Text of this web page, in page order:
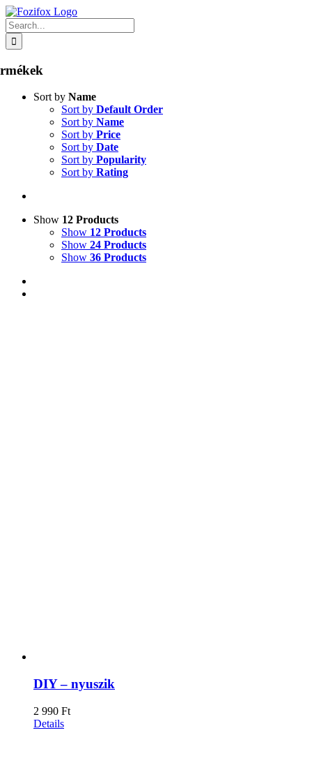
Skip
to
content
Search
for:
Sort by Name
Sort by Default Order
Sort by Name
Sort by Price
Sort by Date
Sort by Popularity
Sort by Rating
Show 12 Products
Show 12 Products
Show 24 Products
Show 36 Products
DIY – nyuszik
2 990 Ft
Details